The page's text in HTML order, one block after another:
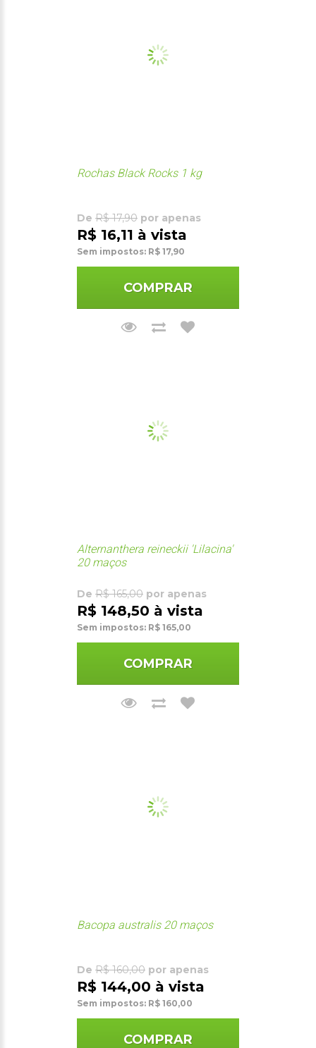
Rochas Black Rocks 1 kg
De R$ 17,90 por apenas
R$ 16,11 à vista
Sem impostos: R$ 17,90
COMPRAR
Alternanthera reineckii 'Lilacina'
20 maços
De R$ 165,00 por apenas
R$ 148,50 à vista
Sem impostos: R$ 165,00
COMPRAR
Bacopa australis 20 maços
De R$ 160,00 por apenas
R$ 144,00 à vista
Sem impostos: R$ 160,00
COMPRAR